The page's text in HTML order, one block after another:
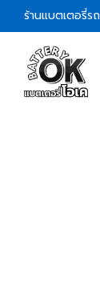
Skip
to
content
ร้านแบตเตอรี่